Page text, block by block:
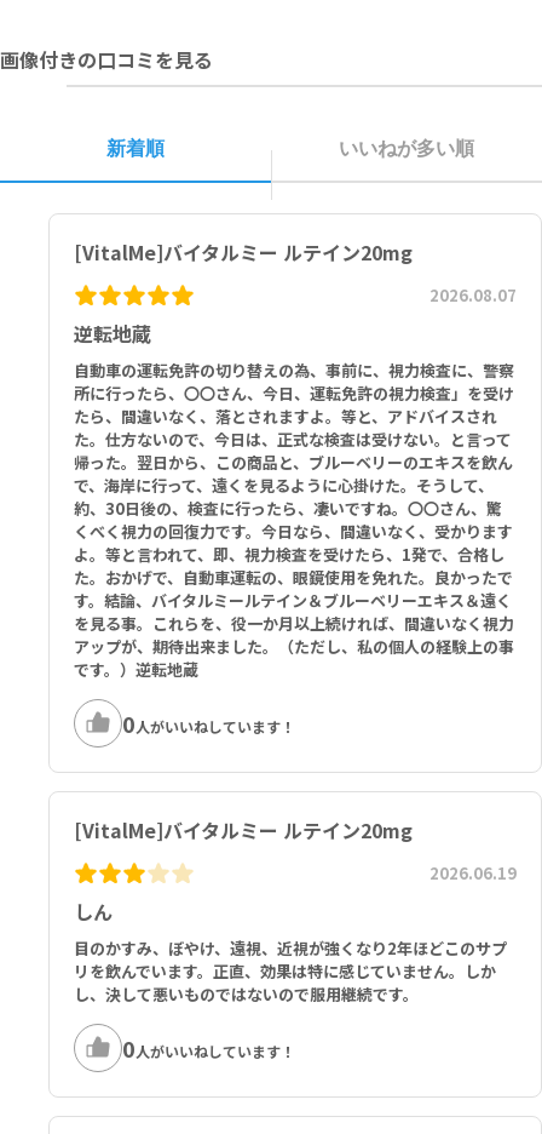
その他の成分：リン酸三カルシウム、変性セルロース、植物性ステア
リン酸類、二酸化ケイ素、ヒドロキシプロピルメチルセルロース、イ
ソマルト、炭酸カルシウム、リボフラビン、中鎖脂肪酸トリグリセリ
ド、三二酸化鉄
ません。
画像付きの口コミを見る
新着順 いいねが多い順
[VitalMe]バイタルミー ルテイン20mg
逆転地蔵
2026.08.07
自動車の運転免許の切り替えの為、事前に、視力検査に、警察
所に行ったら、〇〇さん、今日、運転免許の視力検査」を受け
たら、間違いなく、落とされますよ。等と、アドバイスされ
た。仕方ないので、今日は、正式な検査は受けない。と言って
帰った。翌日から、この商品と、ブルーベリーのエキスを飲ん
で、海岸に行って、遠くを見るように心掛けた。そうして、
約、30日後の、検査に行ったら、凄いですね。〇〇さん、驚
くべく視力の回復力です。今日なら、間違いなく、受かります
よ。等と言われて、即、視力検査を受けたら、1発で、合格し
た。おかげで、自動車運転の、眼鏡使用を免れた。良かったで
す。結論、バイタルミールテイン＆ブルーベリーエキス＆遠く
を見る事。これらを、役一か月以上続ければ、間違いなく視力
アップが、期待出来ました。（ただし、私の個人の経験上の事
です。）逆転地蔵
0人がいいねしています！
[VitalMe]バイタルミー ルテイン20mg
しん
2026.06.19
目のかすみ、ぼやけ、遠視、近視が強くなり2年ほどこのサプ
リを飲んでいます。正直、効果は特に感じていません。しか
し、決して悪いものではないので服用継続です。
0人がいいねしています！